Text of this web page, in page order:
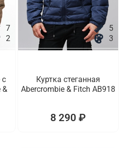
7
2
с
&
5
3
Куртка стеганная
Abercrombie & Fitch AB918
8 290 ₽